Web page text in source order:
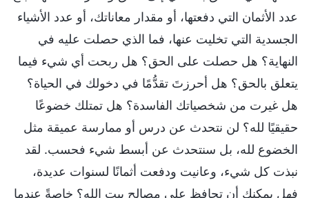
عدد الأثمان التي دفعتها، أو مقدار معاناتك، أو عدد الأشياء
الجسدية التي تخليت عنها، فما الذي حصلت عليه في
النهاية؟ هل حصلت على الحق؟ هل ربحت أي شيء فيما
يتعلق بالحق؟ هل أحرزتَ تقدُّمًا في دخولك في الحياة؟
هل غيرت من شخصياتك الفاسدة؟ هل تمتلك خضوعًا
حقيقيًا لله؟ لن نتحدث عن درس أو ممارسة عميقة مثل
الخضوع لله، بل سنتحدث عن أبسط شيء فحسب. لقد
نبذت كل شيء، وعانيت ودفعت أثمانًا لسنوات عديدة،
فهل يمكنك أن تحافظ على مصالح بيت الله؟ خاصةً عندما